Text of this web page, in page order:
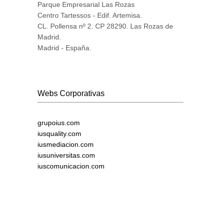
Parque Empresarial Las Rozas
Centro Tartessos - Edif. Artemisa.
CL. Pollensa nº 2. CP 28290. Las Rozas de
Madrid.
Madrid - España.
Webs Corporativas
grupoius.com
iusquality.com
iusmediacion.com
iusuniversitas.com
iuscomunicacion.com